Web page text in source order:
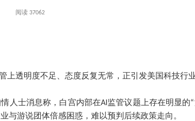
阅读 37062
透明度不足、态度反复无常，正引发美国科技行
人士消息称，白宫内部在AI监管议题上存在明显
与游说团体倍感困惑，难以预判后续政策走向。